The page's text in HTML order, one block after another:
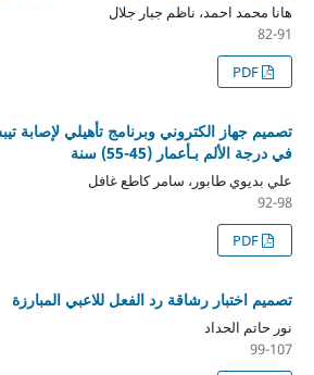
هانا محمد احمد، ناظم جبار جلال
82-91
PDF
تصميم جهاز الكتروني وبرنامج تأهيلي لإصابة
في درجة الألم بـأعمار (45-55) سنة
علي بديوي طابور، سامر كاطع غافل
92-98
PDF
تصميم اختبار رشاقة رد الفعل للاعبي المبارزة
نور حاتم الحداد
99-107